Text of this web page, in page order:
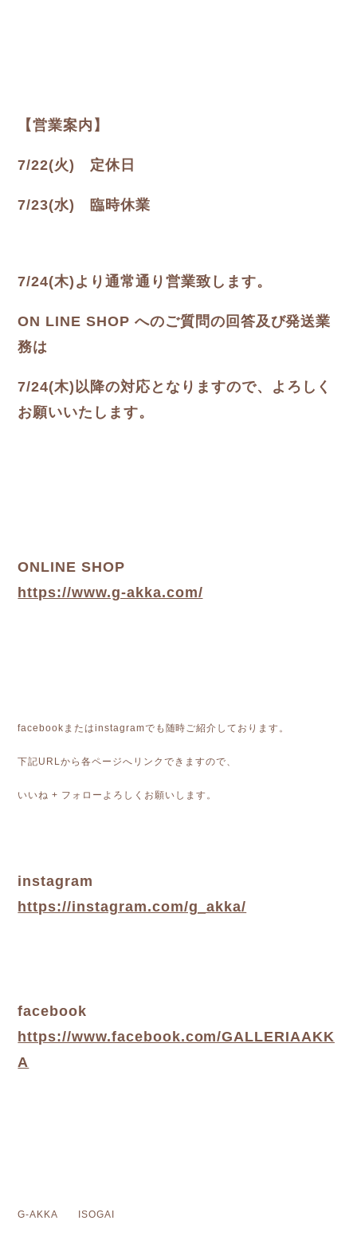
【営業案内】
7/22(火) 定休日
7/23(水) 臨時休業
7/24(木)より通常通り営業致します。
ON LINE SHOP へのご質問の回答及び発送業
務は
7/24(木)以降の対応となりますので、よろしく
お願いいたします。
ONLINE SHOP
https://www.g-akka.com/
facebookまたはinstagramでも随時ご紹介しております。
下記URLから各ページへリンクできますので、
いいね + フォローよろしくお願いします。
instagram
https://instagram.com/g_akka/
facebook
https://www.facebook.com/GALLERIAAKK
A
G-AKKA ISOGAI